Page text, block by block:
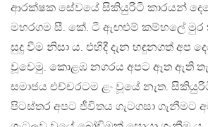
ආරක්ෂක සේවයේ සිකියුරිටි කාරයන්
මහරගම සී. කේ. ටී ඇඟළුම් කම්හලේ මුර
සුදු වීම නිසා ය. එහිදී දැන හඳුනගත් අප
වූවෙමු. කොළඹ නගරය අපට ඈත ඇති
සමාජය එච්චරටම ළං වූයේ නැත.
පිටස්තර අපට ජීවිතය ගැටගසා ගැනීමට